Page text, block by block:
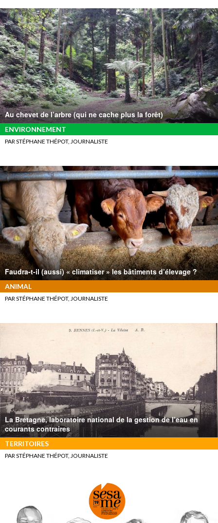
Au chevet de l’arbre (qui ne cache plus la forêt)
ENVIRONNEMENT
PAR STÉPHANE THÉPOT, JOURNALISTE
Faudra-t-il (aussi) « climatiser » les bâtiments d’élevage ?
ANIMAL
PAR STÉPHANE THÉPOT, JOURNALISTE
La Bretagne, laboratoire national de la gestion de l’eau en
courants contraires
TERRITOIRES
PAR STÉPHANE THÉPOT, JOURNALISTE